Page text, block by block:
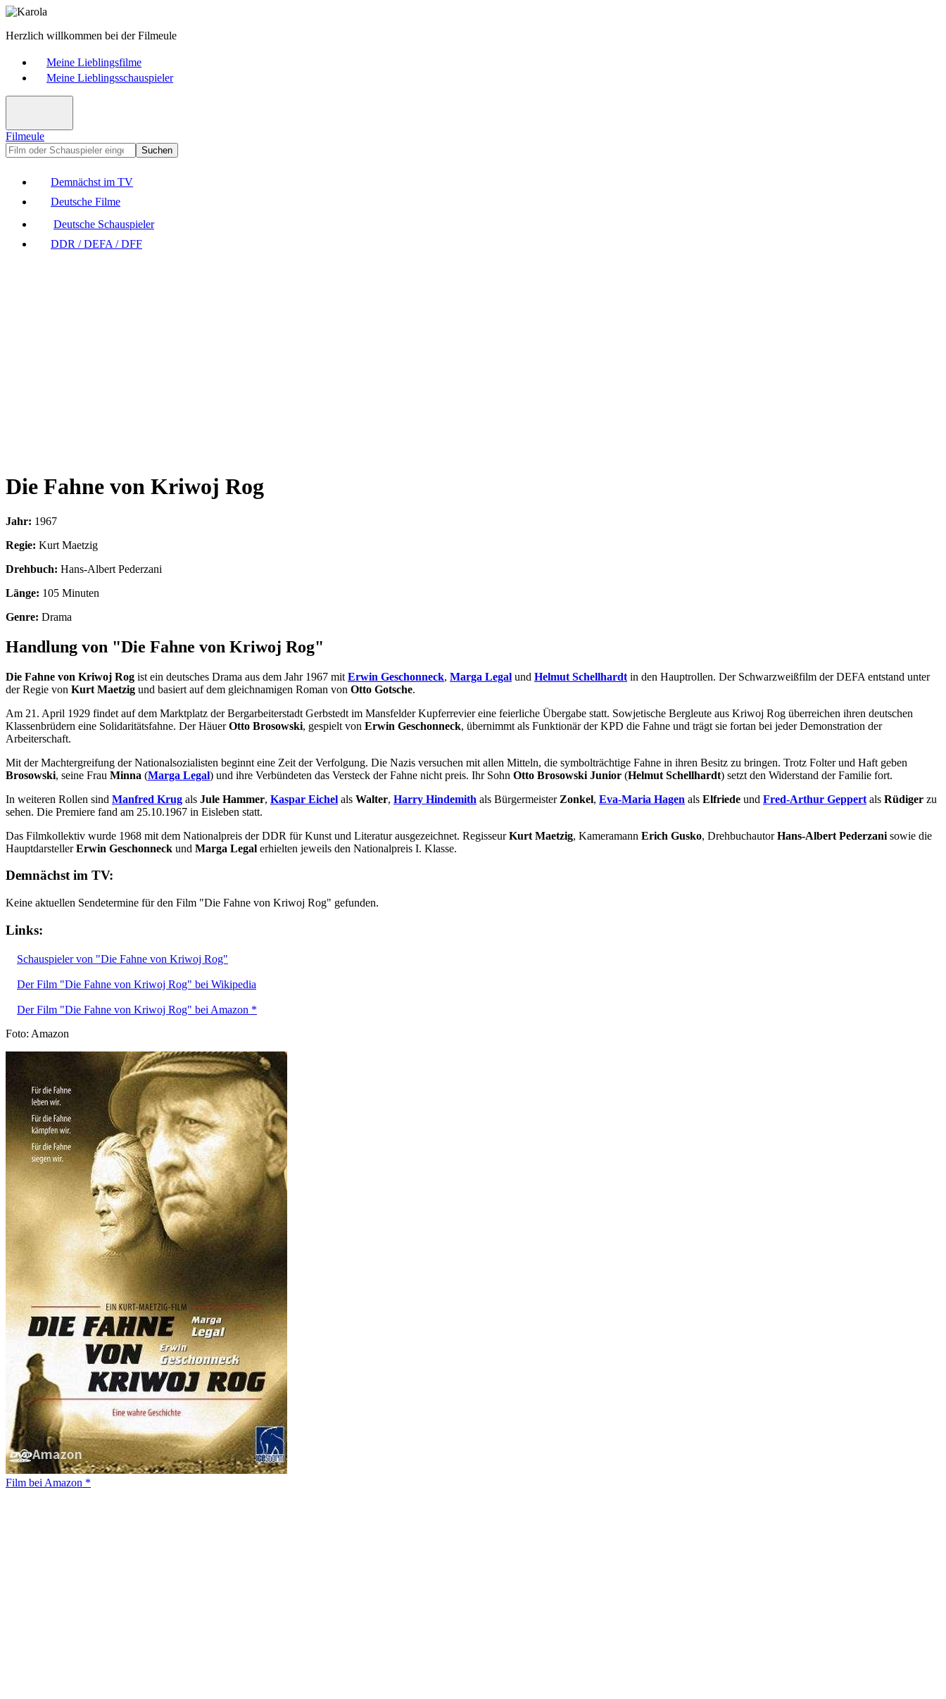
Herzlich willkommen bei der Filmeule
Meine Lieblingsfilme
Meine Lieblingsschauspieler
Filmeule
Suchen
Demnächst im TV
Deutsche Filme
Deutsche Schauspieler
DDR / DEFA / DFF
Die Fahne von Kriwoj Rog
Jahr: 1967
Regie: Kurt Maetzig
Drehbuch: Hans-Albert Pederzani
Länge: 105 Minuten
Genre: Drama
Handlung von "Die Fahne von Kriwoj Rog"
Die Fahne von Kriwoj Rog ist ein deutsches Drama aus dem Jahr 1967 mit Erwin Geschonneck, Marga Legal und Helmut Schellhardt in den Hauptrollen. Der Schwarzweißfilm der DEFA entstand unter
der Regie von Kurt Maetzig und basiert auf dem gleichnamigen Roman von Otto Gotsche.
Am 21. April 1929 findet auf dem Marktplatz der Bergarbeiterstadt Gerbstedt im Mansfelder Kupferrevier eine feierliche Übergabe statt. Sowjetische Bergleute aus Kriwoj Rog überreichen ihren deutschen
Klassenbrüdern eine Solidaritätsfahne. Der HäuerOtto Brosowski, gespielt von Erwin Geschonneck, übernimmt als Funktionär der KPD die Fahne und trägt sie fortan bei jeder Demonstration der
Arbeiterschaft.
Mit der Machtergreifung der Nationalsozialisten beginnt eine Zeit der Verfolgung. Die Nazis versuchen mit allen Mitteln, die symbolträchtige Fahne in ihren Besitz zu bringen. Trotz Folter und Haft geben
Brosowski, seine Frau Minna (Marga Legal) und ihre Verbündeten das Versteck der Fahne nicht preis. Ihr Sohn Otto Brosowski Junior (Helmut Schellhardt) setzt den Widerstand der Familie fort.
In weiteren Rollen sind Manfred Krug als Jule Hammer, Kaspar Eichel als Walter, Harry Hindemith als Bürgermeister Zonkel, Eva-Maria Hagen als Elfriede und Fred-Arthur Geppert als Rüdiger zu
sehen. Die Premiere fand am 25.10.1967 in Eisleben statt.
Das Filmkollektiv wurde 1968 mit dem Nationalpreis der DDR für Kunst und Literatur ausgezeichnet. RegisseurKurt Maetzig, Kameramann Erich Gusko, DrehbuchautorHans-Albert Pederzani sowie die
HauptdarstellerErwin Geschonneck und Marga Legal erhielten jeweils den Nationalpreis I. Klasse.
Demnächst im TV:
Keine aktuellen Sendetermine für den Film "Die Fahne von Kriwoj Rog" gefunden.
Links:
Schauspieler von "Die Fahne von Kriwoj Rog"
Der Film "Die Fahne von Kriwoj Rog" bei Wikipedia
Der Film "Die Fahne von Kriwoj Rog" bei Amazon *
Foto: Amazon
Film bei Amazon *